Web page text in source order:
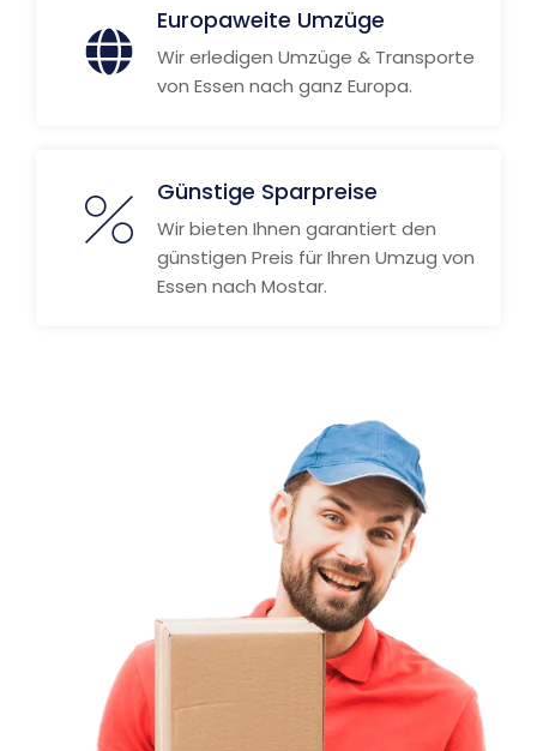
Europaweite Umzüge
Wir erledigen Umzüge & Transporte
von Essen nach ganz Europa.
Günstige Sparpreise
Wir bieten Ihnen garantiert den
günstigen Preis für Ihren Umzug von
Essen nach Mostar.